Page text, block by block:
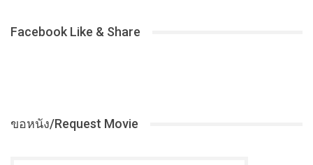
Facebook Like & Share
ขอหนัง/Request Movie